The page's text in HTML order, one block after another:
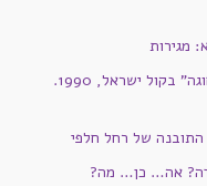
מגירות
החומר הוא צלילים – יבשם עזגד בתוכנית "חוגה" בקול ישראל, 1990.
התובנה של רחל חלפי
אה… כן… מה?